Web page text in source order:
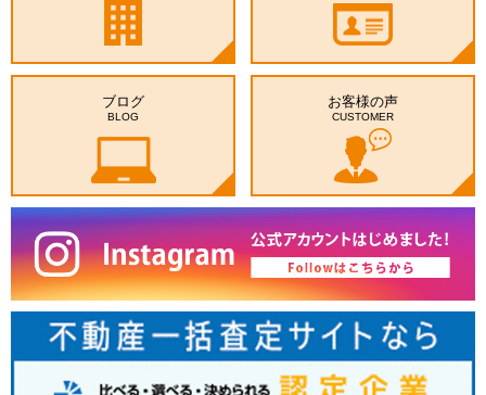
ブログ
BLOG
お客様の声
CUSTOMER